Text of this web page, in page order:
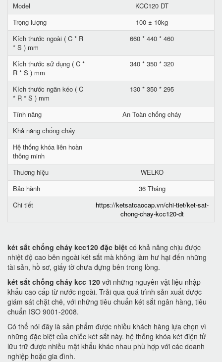
Model
KCC120 DT
Trọng lượng
100 ± 10kg
Kích thước ngoài ( C * R
* S ) mm
660 * 440 * 460
Kích thước sử dụng ( C *
R * S ) mm
340 * 350 * 320
Kích thước ngăn kéo ( C
* R * S ) mm
130 * 350 * 295
Tính năng
An Toàn chống cháy
Khả năng chống cháy
Hệ thống khóa liên hoàn
thông minh
Thương hiệu
WELKO
Bảo hành
36 Tháng
Chi tiết
https://ketsatcaocap.vn/chi-tiet/ket-sat-
chong-chay-kcc120-dt
két sắt chống cháy kcc120 đặc biệt có khả năng chịu được
nhiệt độ cao bên ngoài két sắt mà không làm hư hại đến những
tài sản, hồ sơ, giấy tờ chưa đựng bên trong lòng.
két sắt chống cháy kcc 120 với những nguyên vật liệu nhập
khẩu cao cấp từ nước ngoài. Trải qua quá trình sản xuất được
giám sát chặt chẽ, với những tiêu chuẩn két sắt ngân hàng, tiêu
chuẩn ISO 9001-2008.
Có thể nói đây là sản phẩm được nhiều khách hàng lựa chọn vì
những đặc biệt của chiếc két sắt này. hệ thống khóa két điện tử
lữu trữ được nhiều mật khẩu khác nhau phù hợp với các doanh
nghiệp hoặc gia đình.